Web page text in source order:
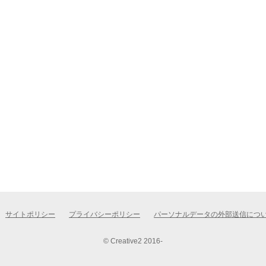
サイトポリシー プライバシーポリシー パーソナルデータの外部送信につ
© Creative2 2016-